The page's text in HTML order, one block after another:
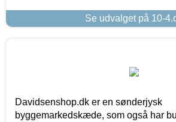
Se udvalget på 10-
Davidsenshop.dk er en sønderjysk
byggemarkedskæde, som også har